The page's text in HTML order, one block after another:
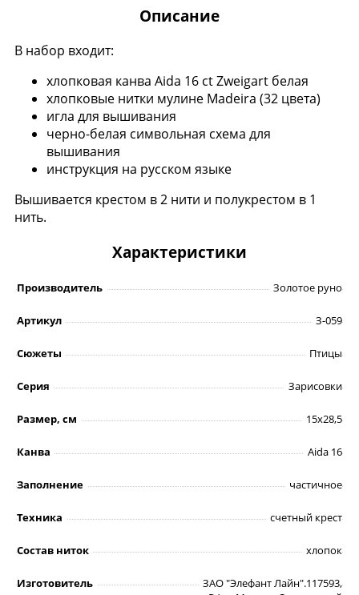
Описание
В набор входит:
хлопковая канва Aida 16 ct Zweigart белая
хлопковые нитки мулине Madeira (32 цвета)
игла для вышивания
черно-белая символьная схема для
вышивания
инструкция на русском языке
Вышивается крестом в 2 нити и полукрестом в 1
нить.
Характеристики
Производитель Золотое руно
Артикул З-059
Сюжеты Птицы
Серия Зарисовки
Размер, см 15х28,5
Канва Aida 16
Заполнение частичное
Техника счетный крест
Состав ниток хлопок
Изготовитель
ЗАО "Элефант Лайн".117593,